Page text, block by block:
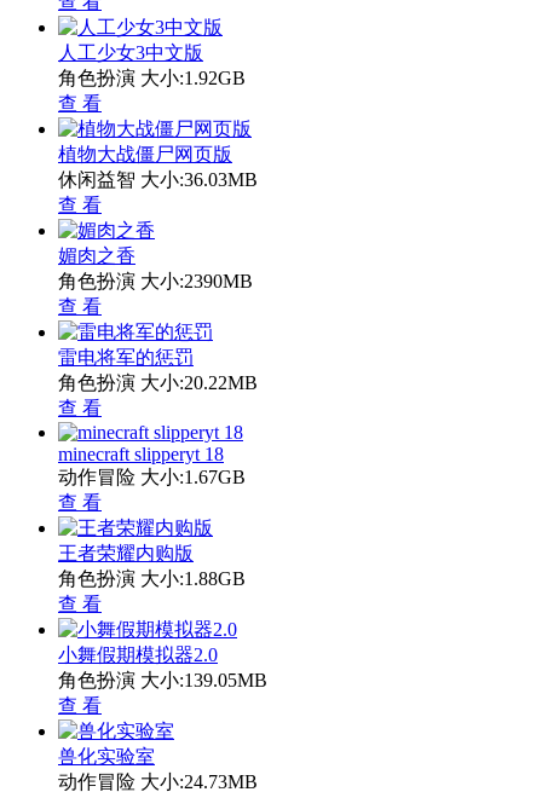
人工少女3中文版
角色扮演 大小:1.92GB
查 看
植物大战僵尸网页版
休闲益智 大小:36.03MB
查 看
媚肉之香
角色扮演 大小:2390MB
查 看
雷电将军的惩罚
角色扮演 大小:20.22MB
查 看
minecraft slipperyt 18
动作冒险 大小:1.67GB
查 看
王者荣耀内购版
角色扮演 大小:1.88GB
查 看
小舞假期模拟器2.0
角色扮演 大小:139.05MB
查 看
兽化实验室
动作冒险 大小:24.73MB